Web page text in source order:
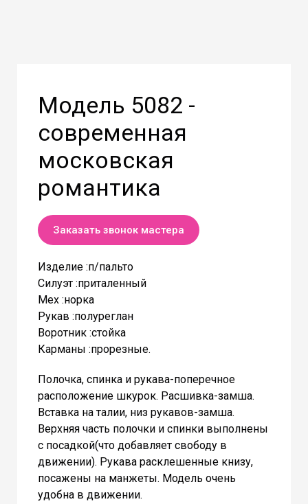
Модель 5082 -
современная
московская
романтика
Заказать звонок мастера
Изделие :п/пальто
Силуэт :приталенный
Мех :норка
Рукав :полуреглан
Воротник :стойка
Карманы :прорезные.
Полочка, спинка и рукава-поперечное
расположение шкурок. Расшивка-замша.
Вставка на талии, низ рукавов-замша.
Верхняя часть полочки и спинки выполнены
с посадкой(что добавляет свободу в
движении). Рукава расклешенные книзу,
посажены на манжеты. Модель очень
удобна в движении.